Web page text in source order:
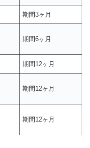
期間3ヶ月
期間6ヶ月
期間12ヶ月
期間12ヶ月
期間12ヶ月